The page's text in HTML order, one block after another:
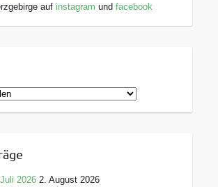
auf instagram undfacebook
2026 2. August 2026